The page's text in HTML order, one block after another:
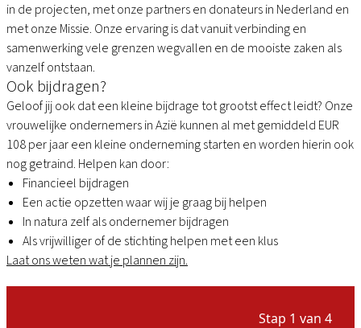
in de projecten, met onze partners en donateurs in Nederland en
met onze Missie. Onze ervaring is dat vanuit verbinding en
samenwerking vele grenzen wegvallen en de mooiste zaken als
vanzelf ontstaan.
Ook bijdragen?
Geloof jij ook dat een kleine bijdrage tot grootst effect leidt? Onze
vrouwelijke ondernemers in Azië kunnen al met gemiddeld EUR
108 per jaar een kleine onderneming starten en worden hierin ook
nog getraind. Helpen kan door:
Financieel bijdragen
Een actie opzetten waar wij je graag bij helpen
In natura zelf als ondernemer bijdragen
Als vrijwilliger of de stichting helpen met een klus
Laat ons weten wat je plannen zijn.
Stap 1 van 4